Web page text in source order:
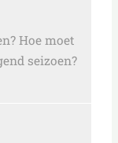
Hoe moet
seizoen?